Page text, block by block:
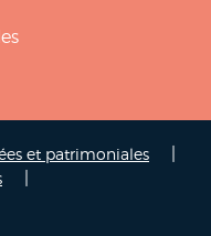
et patrimoniales